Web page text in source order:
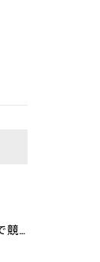
モーターの部品交換で競艇予想力を高める基礎知識と実費負担のポイント